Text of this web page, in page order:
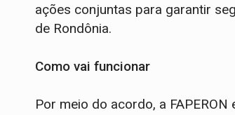
ações conjuntas para garantir
de Rondônia.
Como vai funcionar
Por meio do acordo, a